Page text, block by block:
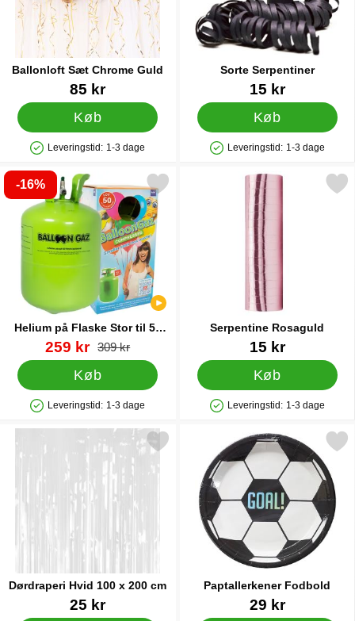
Ballonloft Sæt Chrome Guld
Varenr 2571585 kr
Køb
Produkttilgængelighed: På lager
Leveringstid: 1-3 dage
Sorte Serpentiner
Varenr 1280115 kr
Køb
Produkttilgængelighed: På lager
Leveringstid: 1-3 dage
-16%
Helium på Flaske Stor til 50
Balloner (20-25 cm)
Varenr 13480
pris
259 kr pris
309 kr
Køb
Produkttilgængelighed: På lager
Leveringstid: 1-3 dage
helium på Flaske Stor til 50 Balloner (20-25 cm) som favorit
Serpentine Rosaguld
Varenr 3307015 kr
Køb
Produkttilgængelighed: På lager
Leveringstid: 1-3 dage
Markér serpentine
Dørdraperi Hvid 100 x 200 cm
Varenr 9068925 kr
Markér dørdraperi Hvid 100 x 200 cm som favorit
Paptallerkener Fodbold
Varenr 2783129 kr
Markér paptallerkener